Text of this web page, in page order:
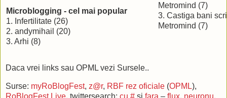
Microblogging - cel mai popular
1. Infertilitate (26)
2. andymihail (20)
3. Arhi (8)
Metromind (7)
3. Castiga bani
Metromind (7)
Daca vrei links sau OPML vezi Sursele..
Surse: myRoBlogFest, z@r, RBF rez oficiale (OPML),